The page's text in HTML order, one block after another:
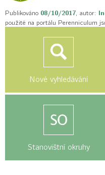
Publikováno 08/10/2017, autor:
použité na portálu Perenniculum
Nové vyhledávání
Stanovištní okruhy